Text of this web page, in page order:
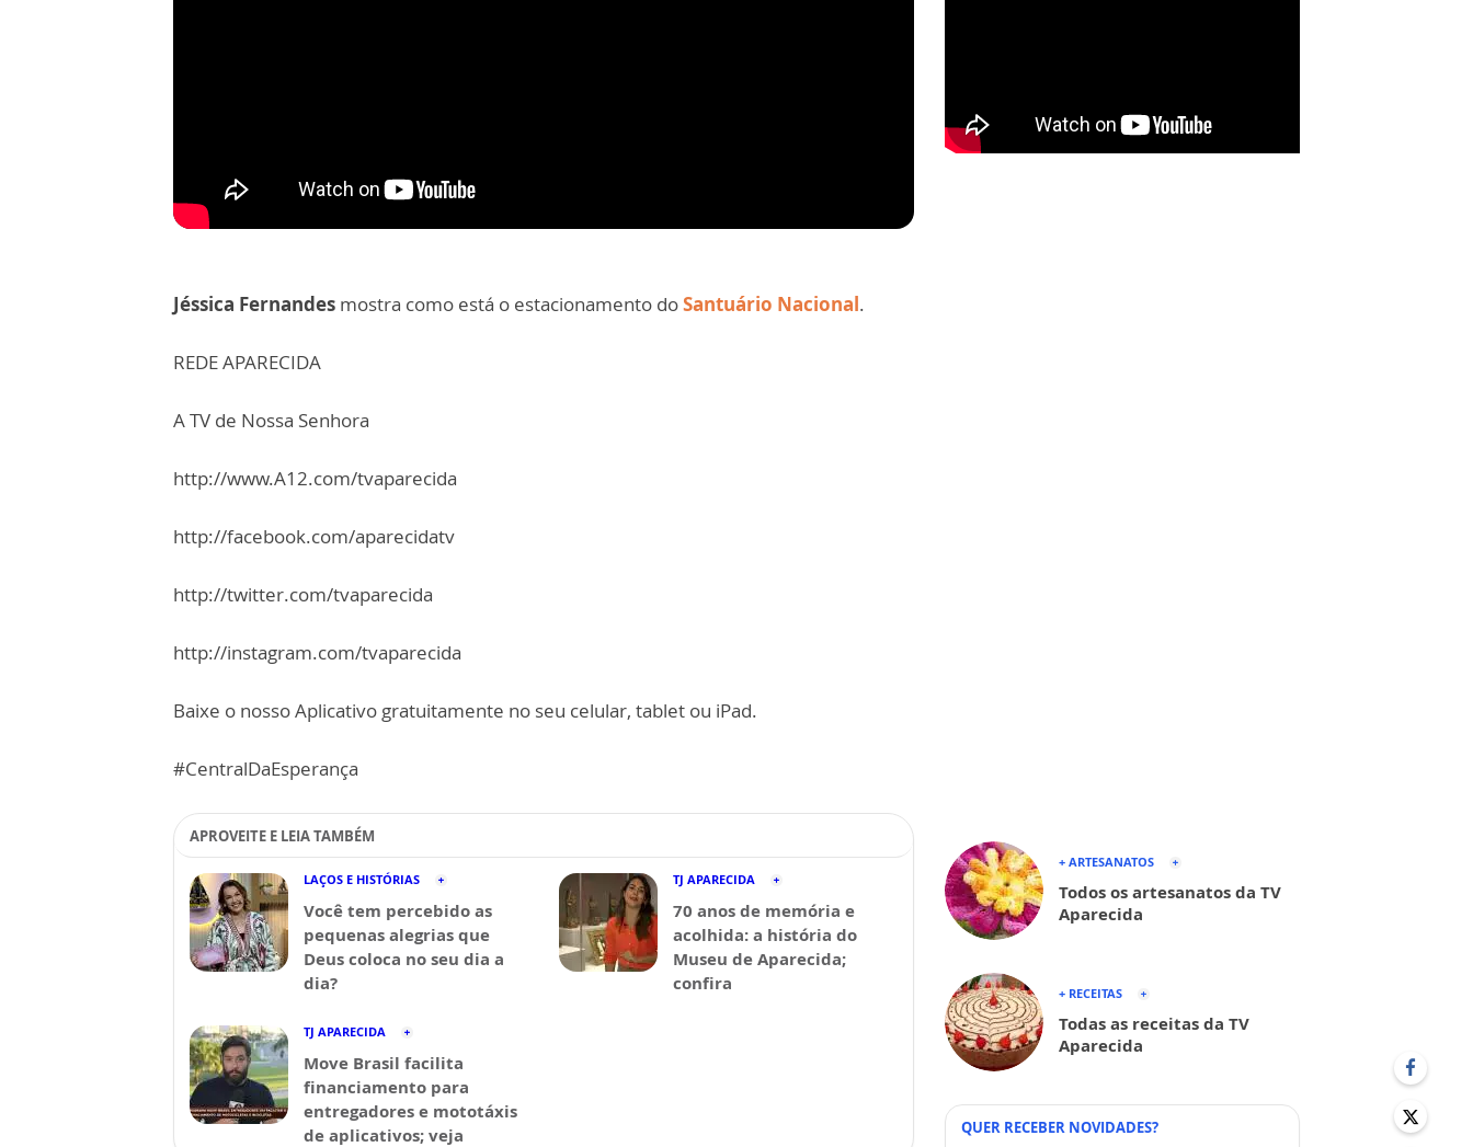
Jéssica Fernandes mostra como está o estacionamento doSantuário Nacional.
REDE APARECIDA
A TV de Nossa Senhora
http://www.A12.com/tvaparecida
http://facebook.com/aparecidatv
http://twitter.com/tvaparecida
http://instagram.com/tvaparecida
Baixe o nosso Aplicativo gratuitamente no seu celular, tablet ou iPad.
#CentralDaEsperança
APROVEITE E LEIA TAMBÉM
LAÇOS E HISTÓRIAS
Você tem percebido as
pequenas alegrias que
Deus coloca no seu dia a
dia?
TJ APARECIDA
70 anos de memória e
acolhida: a história do
Museu de Aparecida;
confira
TJ APARECIDA
Move Brasil facilita
financiamento para
entregadores e mototáxis
de aplicativos; veja
+ ARTESANATOS
Todos os artesanatos da TV
Aparecida
+ RECEITAS
Todas as receitas da TV
Aparecida
QUER RECEBER NOVIDADES?